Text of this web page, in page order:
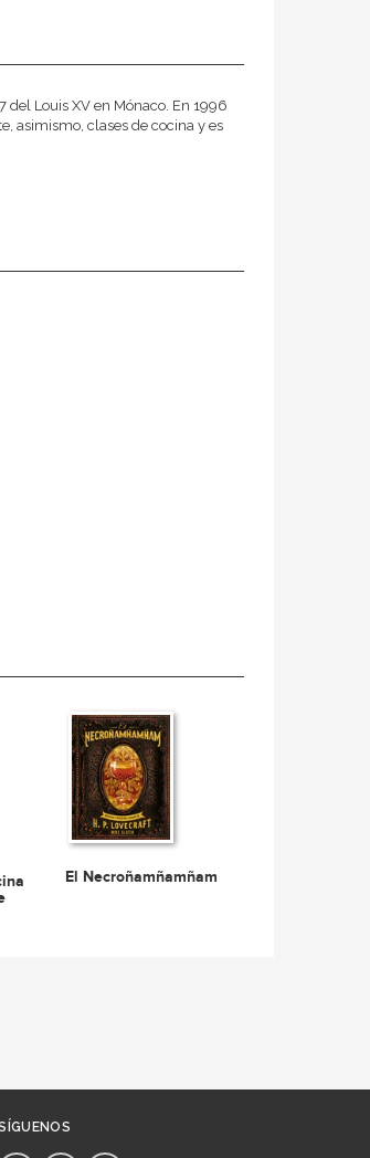
Louis XV en Mónaco. En 1996
asimismo, clases de cocina y es
El Necroñamñamñam